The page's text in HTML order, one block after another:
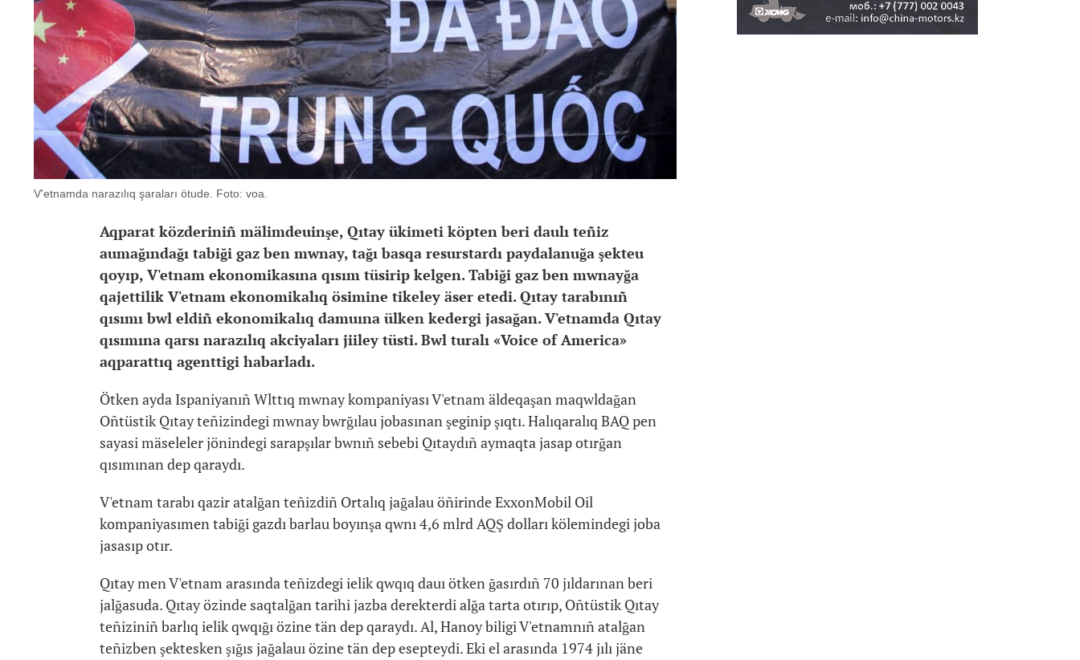
V'etnamda narazılıq şaraları ötude. Foto: voa.
Aqparat közderiniñ mälimdeuinşe, Qıtay ükimeti köpten beri daulı teñiz
aumağındağı tabiği gaz ben mwnay, tağı basqa resurstardı paydalanuğa şekteu
qoyıp, V'etnam ekonomikasına qısım tüsirip kelgen. Tabiği gaz ben mwnayğa
qajettilik V'etnam ekonomikalıq ösimine tikeley äser etedi. Qıtay tarabınıñ
qısımı bwl eldiñ ekonomikalıq damuına ülken kedergi jasağan. V'etnamda Qıtay
qısımına qarsı narazılıq akciyaları jiiley tüsti. Bwl turalı «Voice of America»
aqparattıq agenttigi habarladı.
Ötken ayda Ispaniyanıñ Wlttıq mwnay kompaniyası V'etnam äldeqaşan maqwldağan
Oñtüstik Qıtay teñizindegi mwnay bwrğılau jobasınan şeginip şıqtı. Halıqaralıq BAQ pen
sayasi mäseleler jönindegi sarapşılar bwnıñ sebebi Qıtaydıñ aymaqta jasap otırğan
qısımınan dep qaraydı.
V'etnam tarabı qazir atalğan teñizdiñ Ortalıq jağalau öñirinde ExxonMobil Oil
kompaniyasımen tabiği gazdı barlau boyınşa qwnı 4,6 mlrd AQŞ dolları kölemindegi joba
jasasıp otır.
Qıtay men V'etnam arasında teñizdegi ielik qwqıq dauı ötken ğasırdıñ 70 jıldarınan beri
jalğasuda. Qıtay özinde saqtalğan tarihi jazba derekterdi alğa tarta otırıp, Oñtüstik Qıtay
teñiziniñ barlıq ielik qwqığı özine tän dep qaraydı. Al, Hanoy biligi V'etnamnıñ atalğan
teñizben şektesken şığıs jağalauı özine tän dep esepteydi. Eki el arasında 1974 jılı jäne